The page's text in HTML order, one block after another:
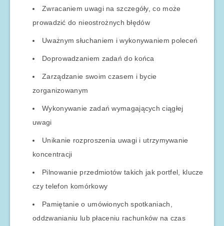
Zwracaniem uwagi na szczegóły, co może
prowadzić do nieostrożnych błędów
Uważnym słuchaniem i wykonywaniem poleceń
Doprowadzaniem zadań do końca
Zarządzanie swoim czasem i bycie
zorganizowanym
Wykonywanie zadań wymagających ciągłej
uwagi
Unikanie rozproszenia uwagi i utrzymywanie
koncentracji
Pilnowanie przedmiotów takich jak portfel, klucze
czy telefon komórkowy
Pamiętanie o umówionych spotkaniach,
oddzwanianiu lub płaceniu rachunków na czas